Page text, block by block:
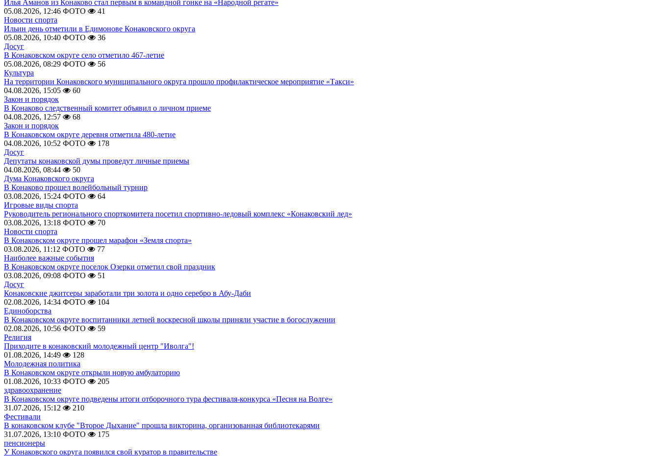
Илья Аманов из Конаково стал первым в командной гонке на «Народной регате»
05.08.2026, 12:46 ФОТО
41
Новости спорта
Ильин день отметили в Едимонове Конаковского округа
05.08.2026, 10:40 ФОТО
36
Досуг
В Конаковском округе село отметило 467-летие
05.08.2026, 08:29 ФОТО
56
Культура
На территории Конаковского муниципального округа прошло профилактическое мероприятие «Такси»
04.08.2026, 15:05
60
Закон и порядок
В Конаково следственный комитет объявил о личном приеме
04.08.2026, 12:57
68
Закон и порядок
В Конаковском округе деревня отметила 480-летие
04.08.2026, 10:52 ФОТО
178
Досуг
Депутаты конаковской думы проведут личные приемы
04.08.2026, 08:44
50
Дума Конаковского округа
В Конаково прошел волейбольный турнир
03.08.2026, 15:24 ФОТО
64
Игровые виды спорта
Руководитель регионального спорткомитета посетил спортивно-ледовый комплекс «Конаковский лед»
03.08.2026, 13:18 ФОТО
70
Новости спорта
В Конаковском округе прошел марафон «Земля спорта»
03.08.2026, 11:12 ФОТО
77
Наиболее важные события
В Конаковском округе поселок Озерки отметил свой праздник
03.08.2026, 09:08 ФОТО
51
Досуг
Конаковские джитсеры заработали три золота и одно серебро в Абу-Даби
02.08.2026, 14:34 ФОТО
104
Единоборства
В Конаковском округе воспитанники летней воскресной школы приняли участие в богослужении
02.08.2026, 10:56 ФОТО
59
Религия
Приходите в конаковский молодежный центр "Иволга"!
01.08.2026, 14:49
128
Молодежная политика
В Конаковском округе открыли новую амбулаторию
01.08.2026, 10:33 ФОТО
205
здравоохранение
В Конаковском округе подведены итоги отборочного тура фестиваля-конкурса «Песня на Волге»
31.07.2026, 15:12
210
Фестивали
В конаковском клубе "Второе Дыхание" прошла викторина, организованная библиотекарями
31.07.2026, 13:10 ФОТО
175
пенсионеры
У Конаковского округа появился свой куратор в правительстве